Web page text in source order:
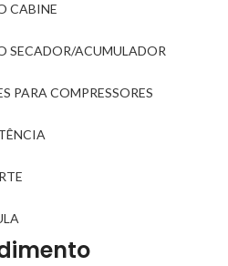
CABINE
SECADOR/ACUMULADOR
PARA COMPRESSORES